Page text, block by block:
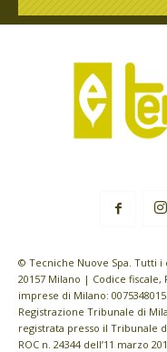
© Tecniche Nuove Spa. Tutti i
20157 Milano | Codice fiscale,
imprese di Milano:
Registrazione Tribunale di
registrata presso il Tribunale
ROC n. 24344 dell’11 marzo